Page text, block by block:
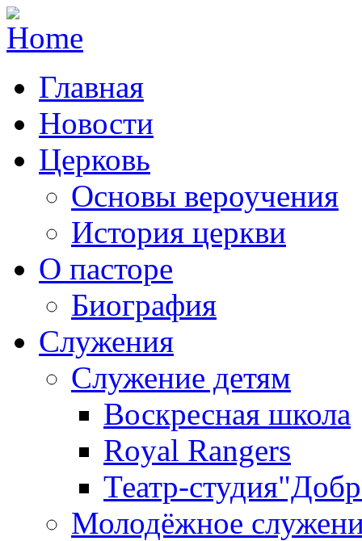
Главная
Новости
Церковь
Основы вероучения
История церкви
О пасторе
Биография
Служения
Служение детям
Воскресная школа
Royal Rangers
Театр-
Молодёжное